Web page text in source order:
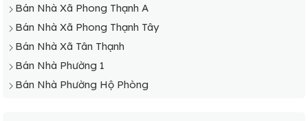
Bán Nhà Xã Phong Thạnh A
Bán Nhà Xã Phong Thạnh Tây
Bán Nhà Xã Tân Thạnh
Bán Nhà Phường 1
Bán Nhà Phường Hộ Phòng